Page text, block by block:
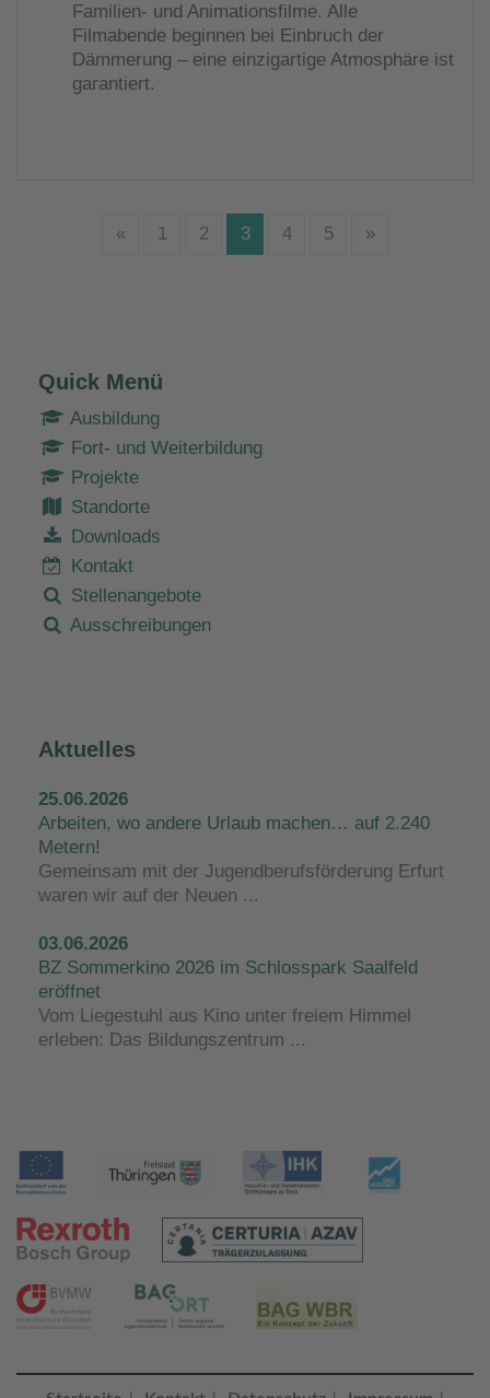
Familien- und Animationsfilme. Alle
Filmabende beginnen bei Einbruch der
Dämmerung – eine einzigartige Atmosphäre ist
garantiert.
« 1 2 3 4 5 »
Quick Menü
Ausbildung
Fort- und Weiterbildung
Projekte
Standorte
Downloads
Kontakt
Stellenangebote
Ausschreibungen
Aktuelles
25.06.2026
Arbeiten, wo andere Urlaub machen… auf 2.240
Metern!
Gemeinsam mit der Jugendberufsförderung Erfurt
waren wir auf der Neuen ...
03.06.2026
BZ Sommerkino 2026 im Schlosspark Saalfeld
eröffnet
Vom Liegestuhl aus Kino unter freiem Himmel
erleben: Das Bildungszentrum ...